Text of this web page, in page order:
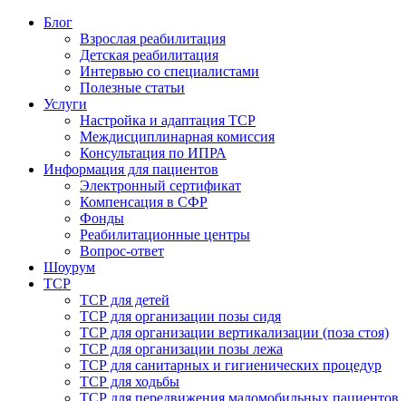
Блог
Взрослая реабилитация
Детская реабилитация
Интервью со специалистами
Полезные статьи
Услуги
Настройка и адаптация ТСР
Междисциплинарная комиссия
Консультация по ИПРА
Информация для пациентов
Электронный сертификат
Компенсация в СФР
Фонды
Реабилитационные центры
Вопрос-ответ
Шоурум
ТСР
ТСР для детей
ТСР для организации позы сидя
ТСР для организации вертикализации (поза стоя)
ТСР для организации позы лежа
ТСР для санитарных и гигиенических процедур
ТСР для ходьбы
ТСР для передвижения маломобильных пациентов